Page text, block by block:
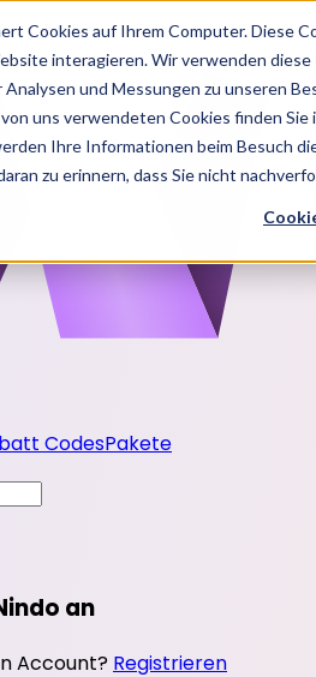
Cookies auf Ihrem Computer. Diese
interagieren. Wir verwenden
Analysen und Messungen zu unseren
uns verwendeten Cookies finden
Ihre Informationen beim Besuch
zu erinnern, dass Sie nicht
CodesPakete
an
Account? Registrieren